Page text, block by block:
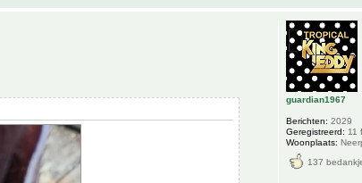
guardian1967
Berichten: 2029
Geregistreerd: 11
Woonplaats:
137